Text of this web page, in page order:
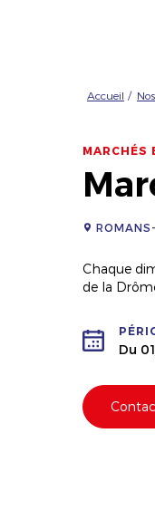
Accueil
MARCHÉS
Chaque
de la
Du